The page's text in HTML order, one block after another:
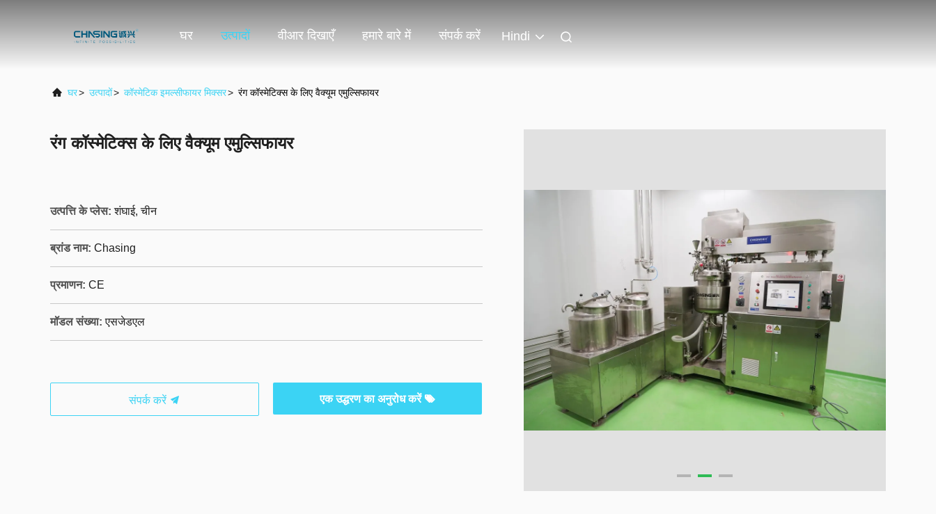
घर उत्पादों वीआर दिखाएँ हमारे बारे में संपर्क करें Hindi
घर> उत्पादों> कॉस्मेटिक इमल्सीफायर मिक्सर> रंग कॉस्मेटिक्स के लिए वैक्यूम एमुल्सिफायर
रंग कॉस्मेटिक्स के लिए वैक्यूम एमुल्सिफायर
उत्पत्ति के प्लेस: शंघाई, चीन
ब्रांड नाम: Chasing
प्रमाणन: CE
मॉडल संख्या: एसजेडएल
संपर्क करें एक उद्धरण का अनुरोध करें